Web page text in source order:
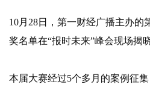
10月28日，第一财经广播主办的
奖名单在“报时未来”峰会现场揭晓
本届大赛经过5个多月的案例征